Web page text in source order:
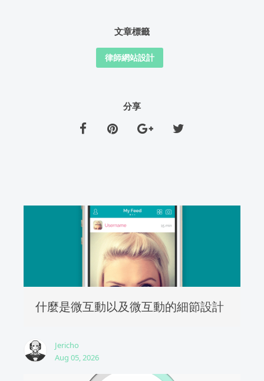
文章標籤
律師網站設計
分享
什麼是微互動以及微互動的細節設計
Jericho
Aug 05, 2026